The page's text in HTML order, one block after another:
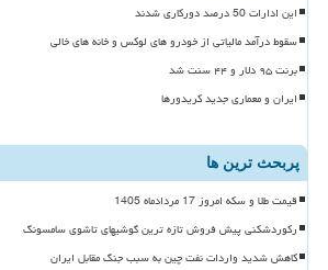
این ادارات 50 درصد دورکاری شدند
سقوط درآمد مالیاتی از خودرو های لوکس و خانه های خالی
برنت ۹۵ دلار و ۴۴ سنت شد
ایران و معماری جدید کریدورها
پربحث ترین ها
قیمت طلا و سکه امروز 17 مردادماه 1405
رکوردشکنی پیش فروش تازه ترین گوشیهای تاشوی سامسونگ
کاهش شدید واردات نفت چین به سبب جنگ مقابل ایران